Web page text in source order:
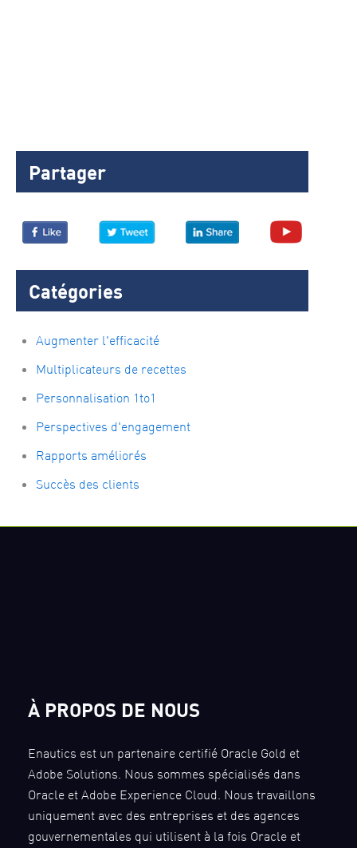
Partager
Catégories
Augmenter l'efficacité
Multiplicateurs de recettes
Personnalisation 1to1
Perspectives d'engagement
Rapports améliorés
Succès des clients
À PROPOS DE NOUS
Enautics est un partenaire certifié Oracle Gold et
Adobe Solutions. Nous sommes spécialisés dans
Oracle et Adobe Experience Cloud. Nous travaillons
uniquement avec des entreprises et des agences
gouvernementales qui utilisent à la fois Oracle et